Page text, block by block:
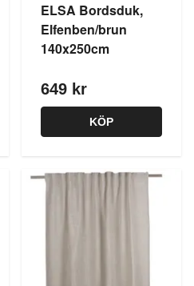
ELSA Bordsduk,
Elfenben/brun
140x250cm
649 kr
KÖP